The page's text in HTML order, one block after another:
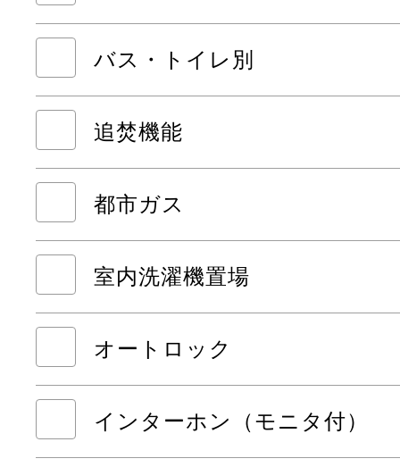
バス・トイレ別
追焚機能
都市ガス
室内洗濯機置場
オートロック
インターホン（モニタ付）